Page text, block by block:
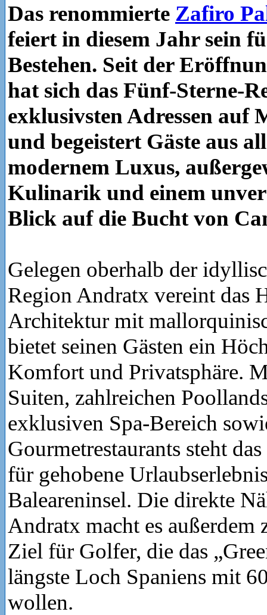
Das renommierte Zafiro
feiert in diesem Jahr sein
Bestehen. Seit der
hat sich das Fünf-Sterne-
exklusivsten Adressen auf
und begeistert Gäste aus
modernem Luxus,
Kulinarik und einem
Blick auf die Bucht von
Gelegen oberhalb der
Region Andratx vereint das
Architektur mit
bietet seinen Gästen ein
Komfort und Privatsphäre.
Suiten, zahlreichen
exklusiven Spa-Bereich
Gourmetrestaurants steht
für gehobene
Baleareninsel. Die direkte
Andratx macht es außerdem
Ziel für Golfer, die das
längste Loch Spaniens mit
wollen.